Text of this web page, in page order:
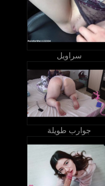
سراويل
جوارب طويلة